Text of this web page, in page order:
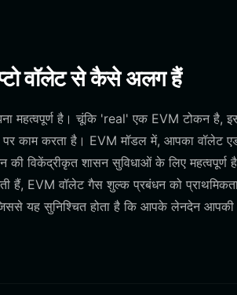
वॉलेट से कैसे अलग हैं
महत्वपूर्ण है। चूंकि 'real' एक EVM टोकन है,
काम करता है। EVM मॉडल में, आपका वॉलेट
की विकेंद्रीकृत शासन सुविधाओं के लिए
हैं, EVM वॉलेट गैस शुल्क प्रबंधन को
यह सुनिश्चित होता है कि आपके लेनदेन